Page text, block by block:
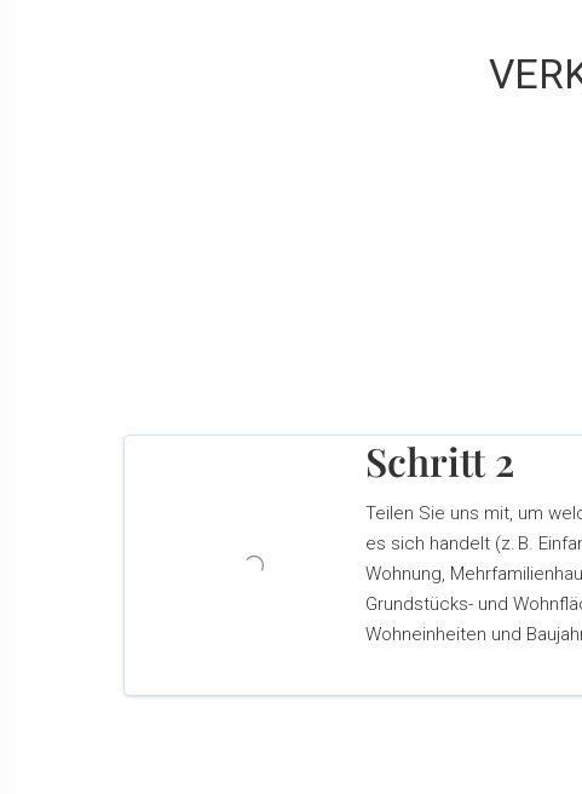
Schritt 2
Teilen Sie uns mit, um
es sich handelt (z. B.
Wohnung,
Grundstücks- und
Wohneinheiten und